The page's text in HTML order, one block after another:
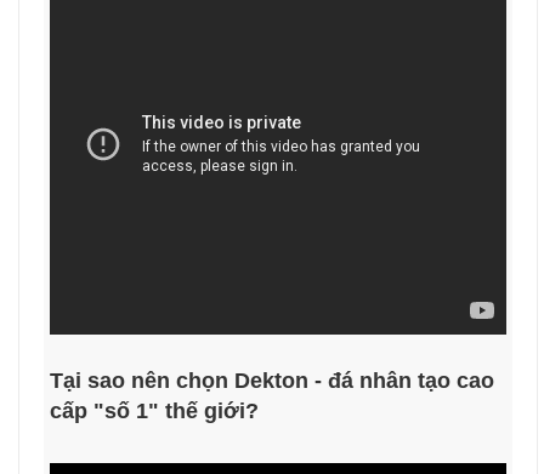
Tại sao nên chọn Dekton - đá nhân tạo cao
cấp "số 1" thế giới?